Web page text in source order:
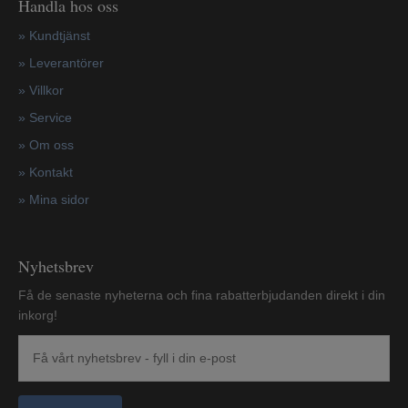
Handla hos oss
» Kundtjänst
» Leverantörer
» Villkor
» Service
» Om oss
» Kontakt
» Mina sidor
Nyhetsbrev
Få de senaste nyheterna och fina rabatterbjudanden direkt i din
inkorg!